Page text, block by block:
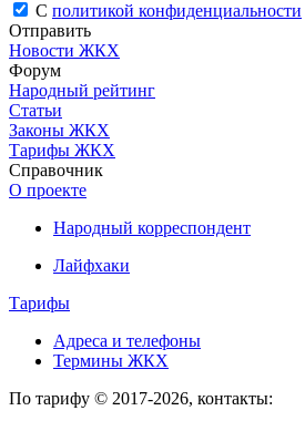
С политикой конфиденциальности
Отправить
Новости ЖКХ
Форум
Народный рейтинг
Статьи
Законы ЖКХ
Тарифы ЖКХ
Справочник
О проекте
Народный корреспондент
Лайфхаки
Тарифы
Адреса и телефоны
Термины ЖКХ
По тарифу © 2017-2026, контакты: